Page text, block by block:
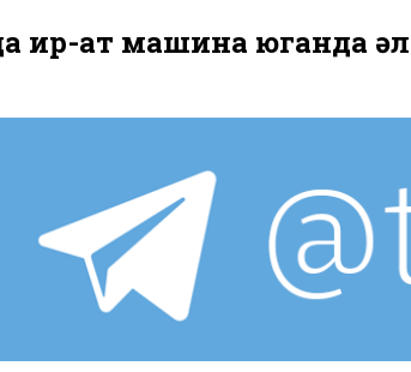
ир-ат машина юганда